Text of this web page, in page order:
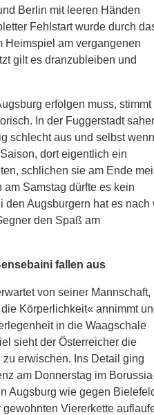
Berlin mit leeren Händen
Fehlstart wurde durch
Heimspiel am vergangenen
gilt es dranzubleiben und
erfolgen muss, stimmt
In der Fuggerstadt
schlecht aus und selbst wenn
dort eigentlich ein
schlichen sie am Ende
Samstag dürfte es kein
den Augsburgern hat es nach
den Spaß am
fallen aus
von seiner Mannschaft,
Körperlichkeit« annimmt
in die Waagschale
sieht der Österreicher die
erwischen. Ins Detail ging
am Donnerstag im
Augsburg wie gegen
Viererkette